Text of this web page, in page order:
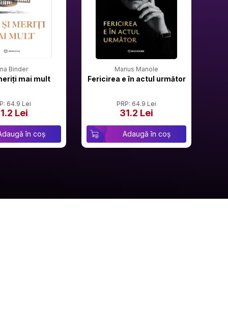
Binder
mai mult
64.9 Lei
Lei
în coș
Marius Manole
Fericirea e în actul următor
PRP: 64.9 Lei
31.2 Lei
Adaugă în coș